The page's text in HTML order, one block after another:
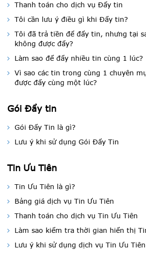
Thanh toán cho dịch vụ Đẩy tin
Tôi cần lưu ý điều gì khi Đẩy tin?
Tôi đã trả tiền để đẩy tin, nhưng tại
không được đẩy?
Làm sao để đẩy nhiều tin cùng 1 lúc?
Vì sao các tin trong cùng 1 chuyên
được đẩy cùng một lúc?
Gói Đẩy tin
Gói Đẩy Tin là gì?
Lưu ý khi sử dụng Gói Đẩy Tin
Tin Ưu Tiên
Tin Ưu Tiên là gì?
Bảng giá dịch vụ Tin Ưu Tiên
Thanh toán cho dịch vụ Tin Ưu Tiên
Làm sao kiểm tra thời gian hiển thị
Lưu ý khi sử dụng dịch vụ Tin Ưu Tiên